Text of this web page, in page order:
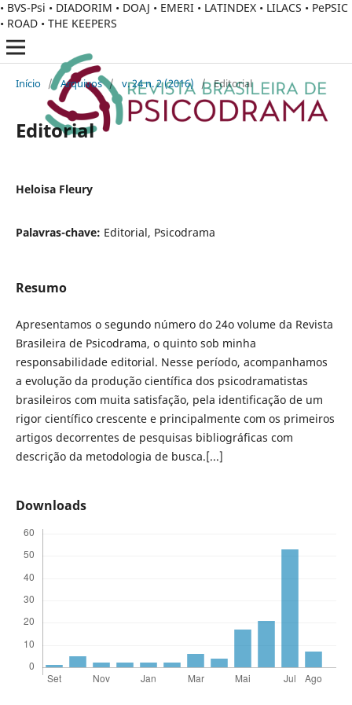
• BVS-Psi • DIADORIM • DOAJ • EMERI • LATINDEX • LILACS • PePSIC
• ROAD • THE KEEPERS
Início / Arquivos / v. 24 n. 2 (2016) / Editorial
Editorial
Heloisa Fleury
Palavras-chave: Editorial, Psicodrama
Resumo
Apresentamos o segundo número do 24o volume da Revista
Brasileira de Psicodrama, o quinto sob minha
responsabilidade editorial. Nesse período, acompanhamos
a evolução da produção científica dos psicodramatistas
brasileiros com muita satisfação, pela identificação de um
rigor científico crescente e principalmente com os primeiros
artigos decorrentes de pesquisas bibliográficas com
descrição da metodologia de busca.[...]
Downloads